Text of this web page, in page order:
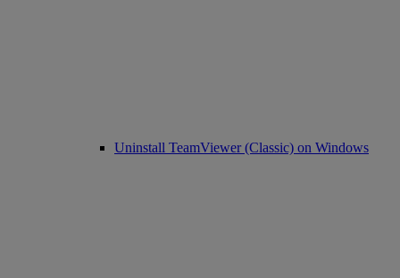
Uninstall TeamViewer (Classic) on Windows